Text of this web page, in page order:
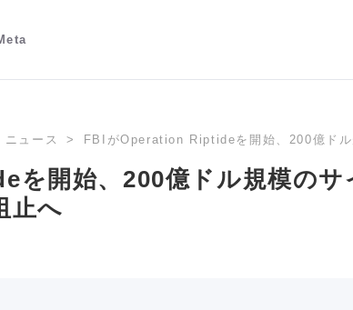
ニュース FBIがOperation Riptideを開始、200億ドル
開始、200億ドル規模のサ
止へ